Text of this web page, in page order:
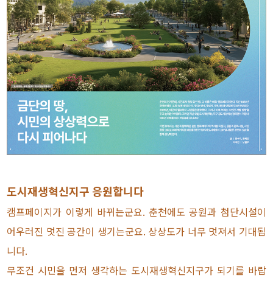
도시재생혁신지구 응원합니다
캠프페이지가 이렇게 바뀌는군요. 춘천에도 공원과 첨단시설이
어우러진 멋진 공간이 생기는군요. 상상도가 너무 멋져서 기대됩
니다.
무조건 시민을 먼저 생각하는 도시재생혁신지구가 되기를 바랍